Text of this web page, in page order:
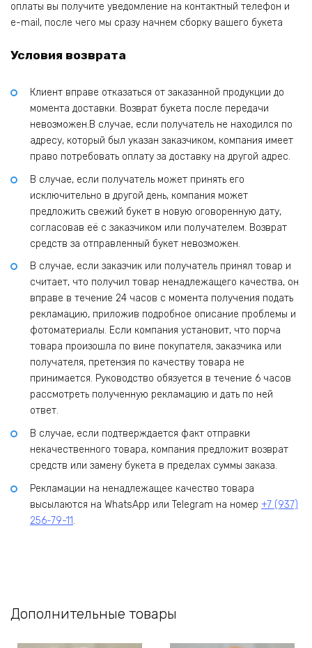
оплаты вы получите уведомление на контактный телефон и
e-mail, после чего мы сразу начнем сборку вашего букета
Условия возврата
Клиент вправе отказаться от заказанной продукции до
момента доставки. Возврат букета после передачи
невозможен.В случае, если получатель не находился по
адресу, который был указан заказчиком, компания имеет
право потребовать оплату за доставку на другой адрес.
В случае, если получатель может принять его
исключительно в другой день, компания может
предложить свежий букет в новую оговоренную дату,
согласовав её с заказчиком или получателем. Возврат
средств за отправленный букет невозможен.
В случае, если заказчик или получатель принял товар и
считает, что получил товар ненадлежащего качества, он
вправе в течение 24 часов с момента получения подать
рекламацию, приложив подробное описание проблемы и
фотоматериалы. Если компания установит, что порча
товара произошла по вине покупателя, заказчика или
получателя, претензия по качеству товара не
принимается. Руководство обязуется в течение 6 часов
рассмотреть полученную рекламацию и дать по ней
ответ.
В случае, если подтверждается факт отправки
некачественного товара, компания предложит возврат
средств или замену букета в пределах суммы заказа.
Рекламации на ненадлежащее качество товара
высылаются на WhatsApp или Telegram на номер +7 (937)
256-79-11.
Дополнительные товары